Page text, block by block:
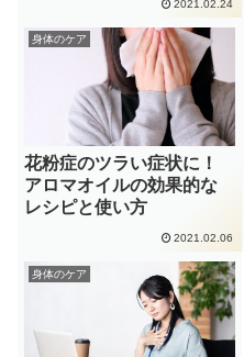
2021.02.24
身体のケア
花粉症のツラい症状に！
アロマオイルの効果的な
レシピと使い方
2021.02.06
身体のケア